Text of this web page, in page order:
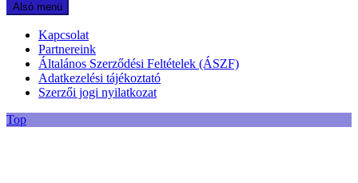
Alsó menü
Kapcsolat
Partnereink
Általános Szerződési Feltételek (ÁSZF)
Adatkezelési tájékoztató
Szerzői jogi nyilatkozat
Top